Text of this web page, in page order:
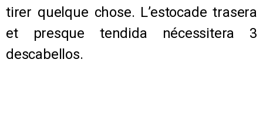
tirer quelque chose. L’estocade trasera
et presque tendida nécessitera 3
descabellos.